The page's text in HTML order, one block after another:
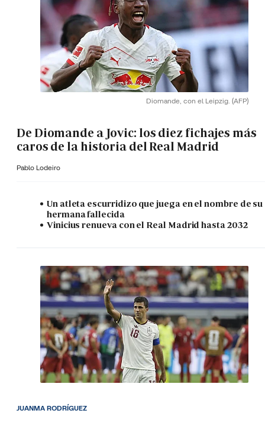
Diomande, con el Leipzig. (AFP)
De Diomande a Jovic: los diez fichajes más
caros de la historia del Real Madrid
Pablo Lodeiro
Un atleta escurridizo que juega en el nombre de su
hermana fallecida
Vinicius renueva con el Real Madrid hasta 2032
JUANMA RODRÍGUEZ